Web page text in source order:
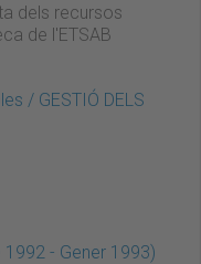
dels recursos
de l'ETSAB
/ GESTIÓ DELS
- Gener 1993)